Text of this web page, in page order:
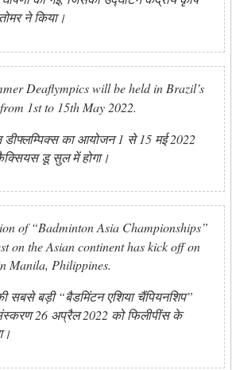
ने किया।
Deaflympics will be held in Brazil’s
1st to 15th May 2022.
डीफ्लम्पिक्स का आयोजन 1 से 15 मई 2022
डू सुल में होगा।
of “Badminton Asia Championships”
on the Asian continent has kick off on
Manila, Philippines.
की सबसे बड़ी “बैडमिंटन एशिया चैंपियनशिप”
26 अप्रैल 2022 को फिलीपींस के